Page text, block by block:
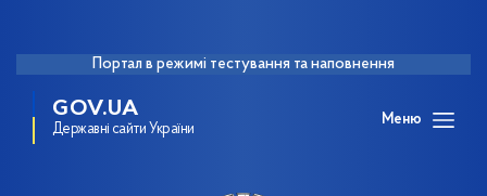
Портал в режимі тестування та наповнення
GOV.UA
Державні сайти України
Меню